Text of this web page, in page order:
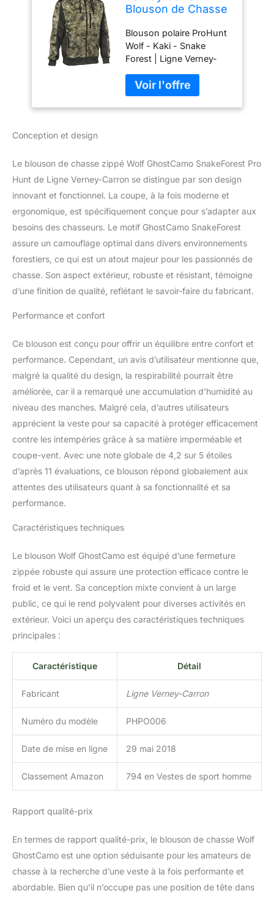
Blouson de Chasse
GhostCamo
SnakeForest Pro
Hunt
Blouson polaire ProHunt
Wolf - Kaki - Snake
Forest | Ligne Verney-
chasse > Vêtement de
chasse Homme >
Polaires de chasse -
un blouson de chasse
polaire double couche à
capuche. Produit
recommandé par la
communauté
MadeinChasse Produit
neuf, sous emballage
Conception et design
Le blouson de chasse zippé Wolf GhostCamo SnakeForest Pro
Hunt de Ligne Verney-Carron se distingue par son design
innovant et fonctionnel. La coupe, à la fois moderne et
ergonomique, est spécifiquement conçue pour s’adapter aux
besoins des chasseurs. Le motif GhostCamo SnakeForest
assure un camouflage optimal dans divers environnements
forestiers, ce qui est un atout majeur pour les passionnés de
chasse. Son aspect extérieur, robuste et résistant, témoigne
d’une finition de qualité, reflétant le savoir-faire du fabricant.
Performance et confort
Ce blouson est conçu pour offrir un équilibre entre confort et
performance. Cependant, un avis d’utilisateur mentionne que,
malgré la qualité du design, la respirabilité pourrait être
améliorée, car il a remarqué une accumulation d’humidité au
niveau des manches. Malgré cela, d’autres utilisateurs
apprécient la veste pour sa capacité à protéger efficacement
contre les intempéries grâce à sa matière imperméable et
coupe-vent. Avec une note globale de 4,2 sur 5 étoiles
d’après 11 évaluations, ce blouson répond globalement aux
attentes des utilisateurs quant à sa fonctionnalité et sa
performance.
Caractéristiques techniques
Le blouson Wolf GhostCamo est équipé d’une fermeture
zippée robuste qui assure une protection efficace contre le
froid et le vent. Sa conception mixte convient à un large
public, ce qui le rend polyvalent pour diverses activités en
extérieur. Voici un aperçu des caractéristiques techniques
principales :
Caractéristique Détail
Fabricant Ligne Verney-Carron
Numéro du modèle PHPO006
Date de mise en ligne 29 mai 2018
Classement Amazon 794 en Vestes de sport homme
Rapport qualité-prix
En termes de rapport qualité-prix, le blouson de chasse Wolf
GhostCamo est une option séduisante pour les amateurs de
chasse à la recherche d’une veste à la fois performante et
abordable. Bien qu’il n’occupe pas une position de tête dans